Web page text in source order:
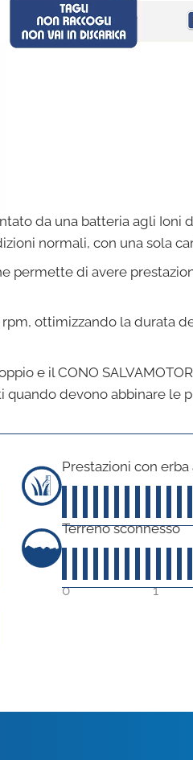
da una batteria agli Ioni
normali, con una sola
permette di avere
ottimizzando la durata
e il CONO
devono abbinare le
Prestazioni con erba
Terreno sconnesso
0 1